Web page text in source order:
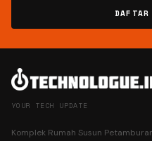
DAFTAR
YOUR TECH UPDATE
Komplek Rumah Susun